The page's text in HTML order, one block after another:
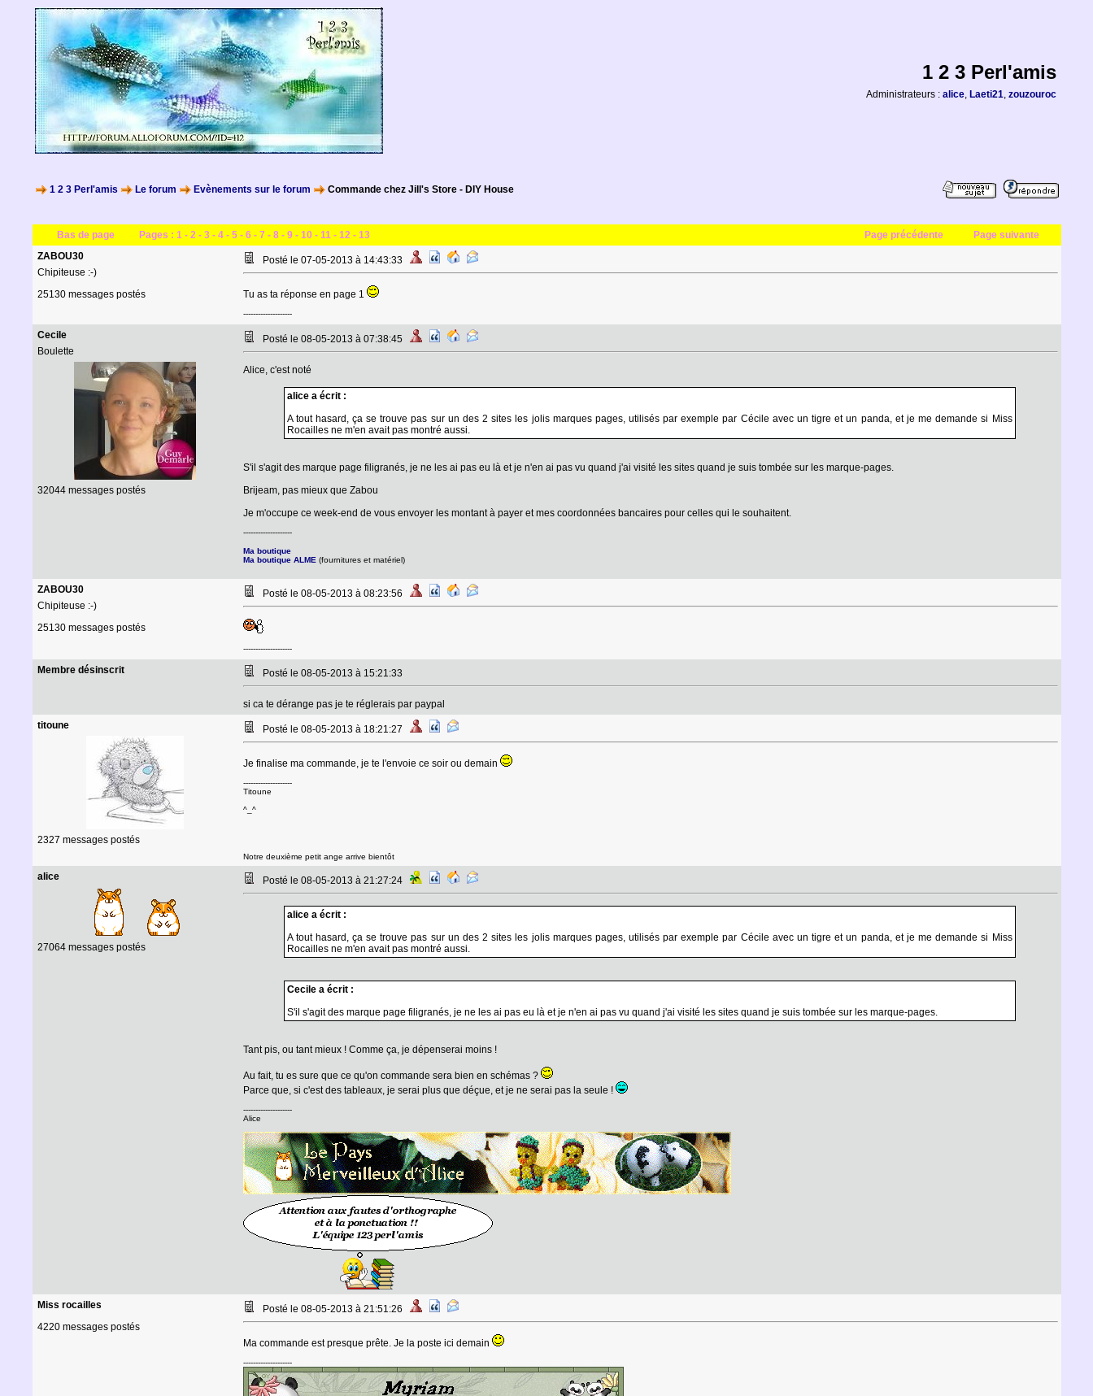
1 2 3 Perl'amis
Administrateurs : alice, Laeti21, zouzouroc
1 2 3 Perl'amis Le forum Evènements sur le forum Commande chez Jill's Store - DIY House
Bas de page Pages : 1- 2- 3- 4- 5- 6- 7- 8- 9- 10- 11- 12- 13 Page précédente
Page suivante
ZABOU30
Chipiteuse :-)
25130 messages postés
Posté le 07-05-2013 à 14:43:33
Tu as ta réponse en page 1
--------------------
Cecile
Boulette
32044 messages postés
Posté le 08-05-2013 à 07:38:45
Alice, c'est noté
alice a écrit :
A tout hasard, ça se trouve pas sur un des 2 sites les jolis marques pages, utilisés par exemple par Cécile avec un tigre et un panda, et je me demande si Miss
Rocailles ne m'en avait pas montré aussi.
S'il s'agit des marque page filigranés, je ne les ai pas eu là et je n'en ai pas vu quand j'ai visité les sites quand je suis tombée sur les marque-pages.
Brijeam, pas mieux que Zabou
Je m'occupe ce week-end de vous envoyer les montant à payer et mes coordonnées bancaires pour celles qui le souhaitent.
--------------------
Ma boutique
Ma boutique ALME (fournitures et matériel)
ZABOU30
Chipiteuse :-)
25130 messages postés
Posté le 08-05-2013 à 08:23:56
--------------------
Membre désinscrit Posté le 08-05-2013 à 15:21:33
si ca te dérange pas je te réglerais par paypal
titoune
2327 messages postés
Posté le 08-05-2013 à 18:21:27
Je finalise ma commande, je te l'envoie ce soir ou demain
--------------------
Titoune
^_^
Notre deuxième petit ange arrive bientôt
alice
27064 messages postés
Posté le 08-05-2013 à 21:27:24
alice a écrit :
A tout hasard, ça se trouve pas sur un des 2 sites les jolis marques pages, utilisés par exemple par Cécile avec un tigre et un panda, et je me demande si Miss
Rocailles ne m'en avait pas montré aussi.
Cecile a écrit :
S'il s'agit des marque page filigranés, je ne les ai pas eu là et je n'en ai pas vu quand j'ai visité les sites quand je suis tombée sur les marque-pages.
Tant pis, ou tant mieux ! Comme ça, je dépenserai moins !
Au fait, tu es sure que ce qu'on commande sera bien en schémas ?
Parce que, si c'est des tableaux, je serai plus que déçue, et je ne serai pas la seule !
--------------------
Alice
Miss rocailles
4220 messages postés
Posté le 08-05-2013 à 21:51:26
Ma commande est presque prête. Je la poste ici demain
--------------------